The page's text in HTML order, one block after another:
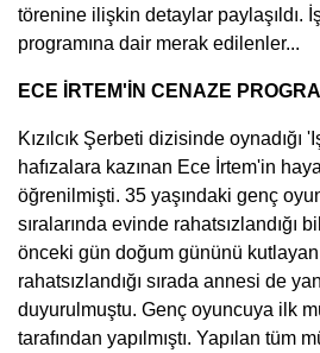
törenine ilişkin detaylar paylaşıldı.
programına dair merak edilenler...
ECE İRTEM'İN CENAZE
Kızılcık Şerbeti dizisinde oynadığı
hafızalara kazınan Ece İrtem'in
öğrenilmişti. 35 yaşındaki genç
sıralarında evinde rahatsızlandığı
önceki gün doğum gününü
rahatsızlandığı sırada annesi de
duyurulmuştu. Genç oyuncuya ilk
tarafından yapılmıştı. Yapılan tüm